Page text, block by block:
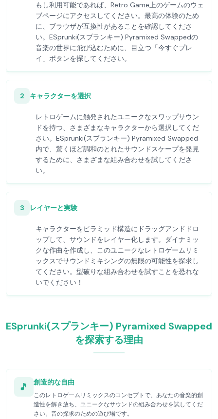
もし利用可能であれば、Retro Game上のゲームのウェ
ブページにアクセスしてください。最高の体験のため
に、ブラウザが互換性があることを確認してくださ
い。ESprunki(スプランキー) Pyramixed Swappedの
音楽の世界に飛び込むために、目立つ「今すぐプレ
イ」ボタンを探してください。
2 キャラクターを選択
レトロゲームに触発されたユニークなスワップサウン
ドを持つ、さまざまなキャラクターから選択してくだ
さい。ESprunki(スプランキー) Pyramixed Swapped
内で、驚くほど調和のとれたサウンドスケープを発見
するために、さまざまな組み合わせを試してくださ
い。
3 レイヤーと実験
キャラクターをピラミッド構造にドラッグアンドドロ
ップして、サウンドをレイヤー化します。ダイナミッ
クな作曲を作成し、このユニークなレトロゲームリミ
ックスでサウンドミキシングの無限の可能性を探求し
てください。型破りな組み合わせを試すことを恐れな
いでください！
ESprunki(スプランキー) Pyramixed Swapped
を探索する理由
🎵 創造的な自由
このレトロゲームリミックスのコンセプトで、あなたの音楽的創
造性を解き放ち、ユニークなサウンドの組み合わせを試してくだ
さい。音の探求のための遊び場です。